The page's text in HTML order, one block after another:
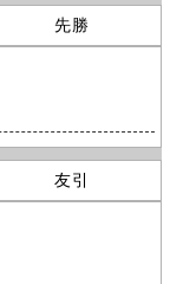
先勝
友引